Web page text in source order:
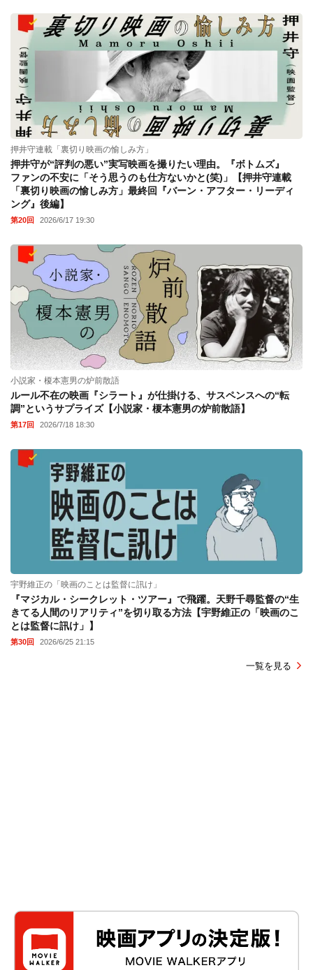
押井守連載「裏切り映画の愉しみ方」
押井守が“評判の悪い”実写映画を撮りたい理由。『ボトムズ』
ファンの不安に「そう思うのも仕方ないかと(笑)」【押井守連載
「裏切り映画の愉しみ方」最終回『バーン・アフター・リーディ
ング』後編】
第20回 2026/6/17 19:30
小説家・榎本憲男の炉前散語
ルール不在の映画『シラート』が仕掛ける、サスペンスへの“転
調”というサプライズ【小説家・榎本憲男の炉前散語】
第17回 2026/7/18 18:30
宇野維正の「映画のことは監督に訊け」
『マジカル・シークレット・ツアー』で飛躍。天野千尋監督の“生
きてる人間のリアリティ”を切り取る方法【宇野維正の「映画のこ
とは監督に訊け」】
第30回 2026/6/25 21:15
一覧を見る